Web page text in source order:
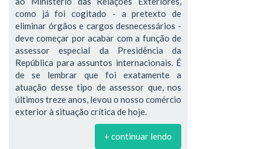
como já foi cogitado - a pretexto de
eliminar órgãos e cargos desnecessários -
deve começar por acabar com a função de
assessor especial da Presidência da
República para assuntos internacionais. É
de se lembrar que foi exatamente a
atuação desse tipo de assessor que, nos
últimos treze anos, levou o nosso comércio
exterior à situação crítica de hoje.
+ continuar lendo